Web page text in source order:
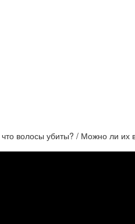
что волосы убиты? / Можно ли их